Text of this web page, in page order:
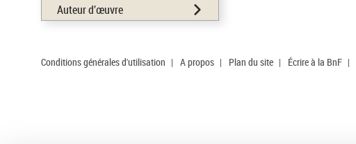
Auteur d’œuvre
Conditions générales d'utilisation | A propos | Plan du site | Écrire à la BnF |